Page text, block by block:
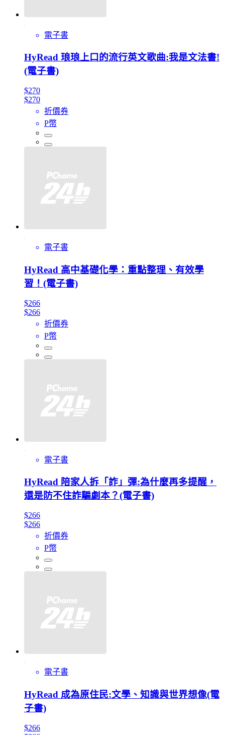
電子書
HyRead 琅琅上口的流行英文歌曲:我是文法書!
(電子書)
$270
$270
折價券
P幣
電子書
HyRead 高中基礎化學：重點整理、有效學
習！(電子書)
$266
$266
折價券
P幣
電子書
HyRead 陪家人拆「詐」彈:為什麼再多提醒，
還是防不住詐騙劇本？(電子書)
$266
$266
折價券
P幣
電子書
HyRead 成為原住民:文學、知識與世界想像(電
子書)
$266